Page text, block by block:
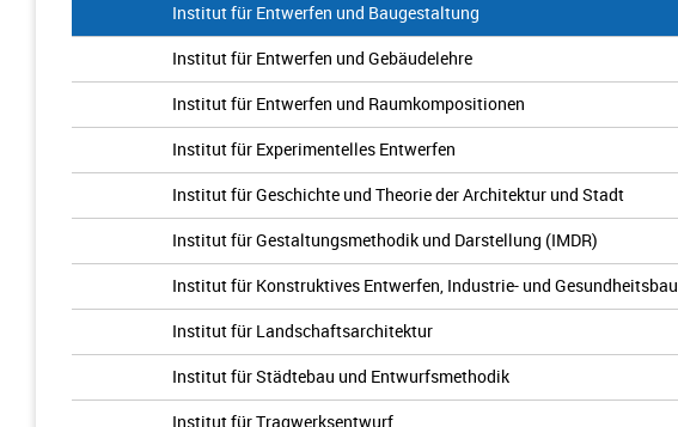
Institut für Entwerfen und Baugestaltung
Institut für Entwerfen und Gebäudelehre
Institut für Entwerfen und Raumkompositionen
Institut für Experimentelles Entwerfen
Institut für Geschichte und Theorie der Architektur und Stadt
Institut für Gestaltungsmethodik und Darstellung (IMDR)
Institut für Konstruktives Entwerfen, Industrie- und Gesundheitsbau
Institut für Landschaftsarchitektur
Institut für Städtebau und Entwurfsmethodik
Institut für Tragwerksentwurf